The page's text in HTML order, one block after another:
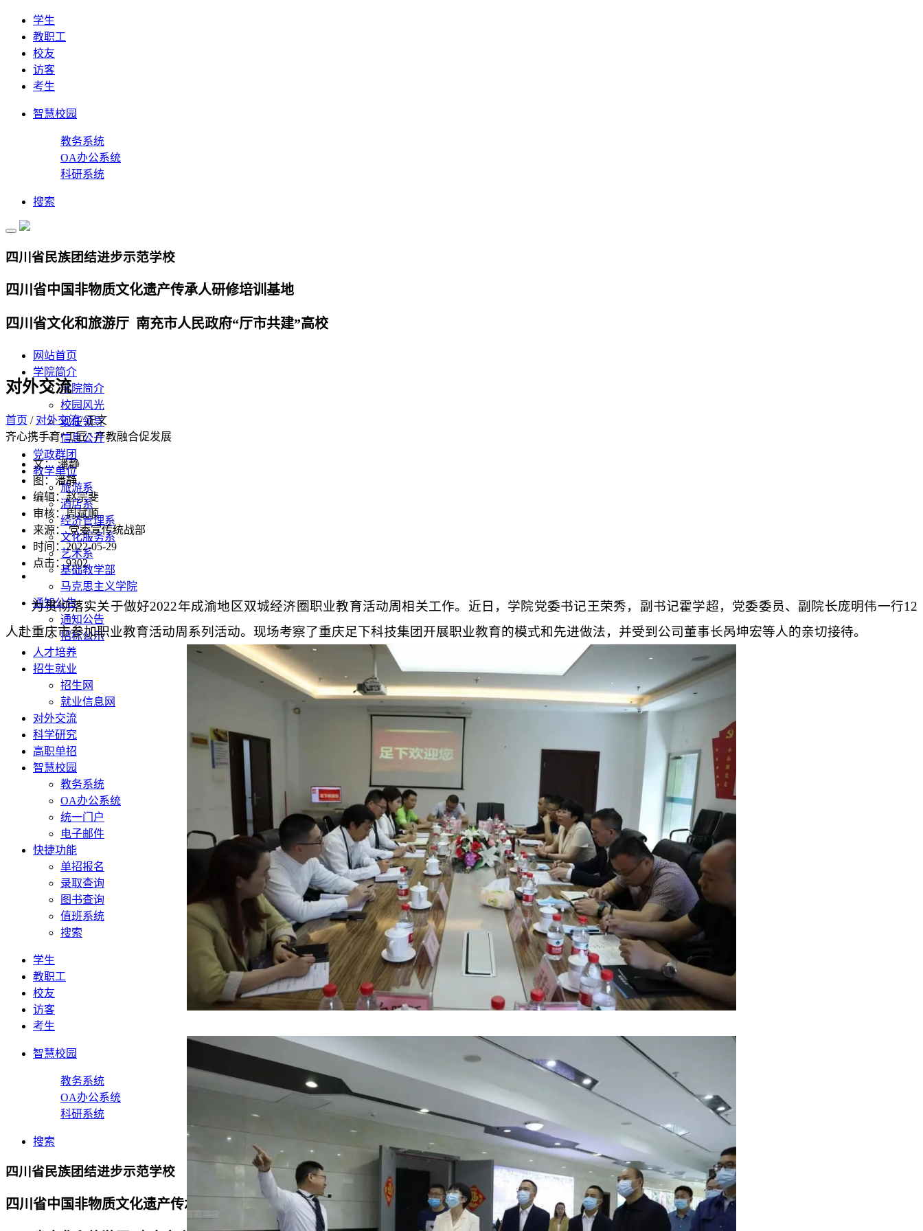
学生
教职工
校友
访客
考生
智慧校园
教务系统
OA办公系统
科研系统
搜索
四川省民族团结进步示范学校
四川省中国非物质文化遗产传承人研修培训基地
四川省文化和旅游厅 南充市人民政府“厅市共建”高校
网站首页
学院简介
学院简介
校园风光
现任领导
信息公开
党政群团
教学单位
旅游系
酒店系
经济管理系
文化服务系
艺术系
基础教学部
马克思主义学院
通知公告
通知公告
招标公示
人才培养
招生就业
招生网
就业信息网
对外交流
科学研究
高职单招
智慧校园
教务系统
OA办公系统
统一门户
电子邮件
快捷功能
单招报名
录取查询
图书查询
值班系统
搜索
学生
教职工
校友
访客
考生
智慧校园
教务系统
OA办公系统
科研系统
搜索
四川省民族团结进步示范学校
四川省中国非物质文化遗产传承人研修培训基地
对外交流
首页 / 对外交流/ 正文
齐心携手育“工匠” 产教融合促发展
文： 潘静
图：潘静
编辑：赵宗斐
审核：周斌顺
来源： 党委宣传统战部
时间：2022-05-29
点击：9302
为贯彻落实关于做好2022年成渝地区双城经济圈职业教育活动周相关工作。近日，学院党委书记王荣秀，副书记霍学超，党委委员、副院长庞明伟一行12
人赴重庆市参加职业教育活动周系列活动。现场考察了重庆足下科技集团开展职业教育的模式和先进做法，并受到公司董事长呙坤宏等人的亲切接待。